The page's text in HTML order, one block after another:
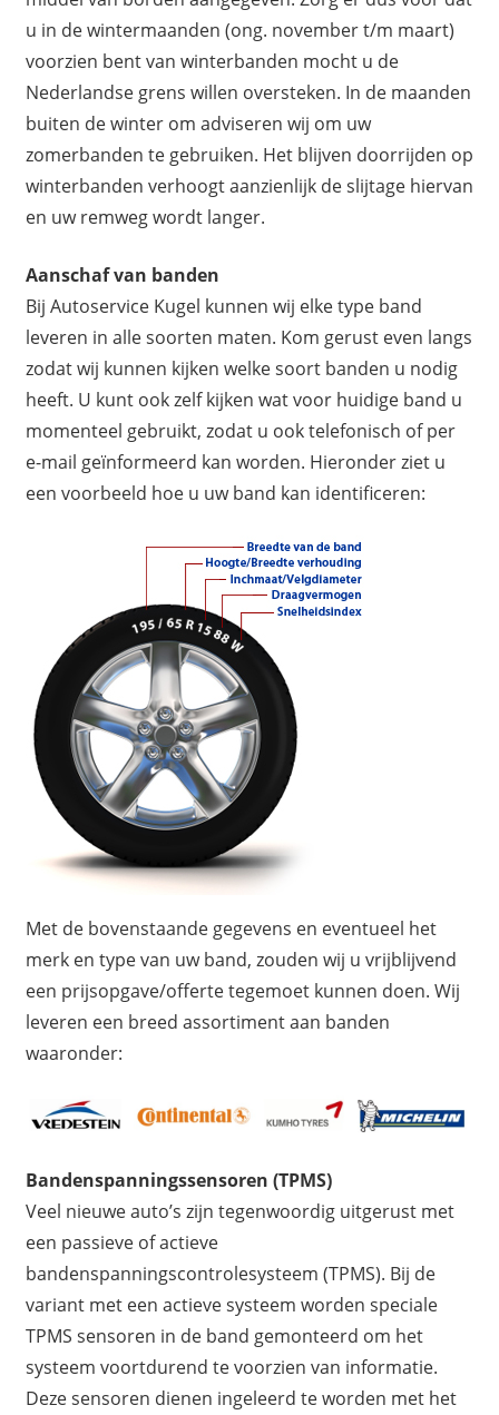
u in de wintermaanden (ong. november t/m maart)
voorzien bent van winterbanden mocht u de
Nederlandse grens willen oversteken. In de maanden
buiten de winter om adviseren wij om uw
zomerbanden te gebruiken. Het blijven doorrijden op
winterbanden verhoogt aanzienlijk de slijtage hiervan
en uw remweg wordt langer.
Aanschaf van banden
Bij Autoservice Kugel kunnen wij elke type band
leveren in alle soorten maten. Kom gerust even langs
zodat wij kunnen kijken welke soort banden u nodig
heeft. U kunt ook zelf kijken wat voor huidige band u
momenteel gebruikt, zodat u ook telefonisch of per
e-mail geïnformeerd kan worden. Hieronder ziet u
een voorbeeld hoe u uw band kan identificeren:
Met de bovenstaande gegevens en eventueel het
merk en type van uw band, zouden wij u vrijblijvend
een prijsopgave/offerte tegemoet kunnen doen. Wij
leveren een breed assortiment aan banden
waaronder:
Bandenspanningssensoren (TPMS)
Veel nieuwe auto’s zijn tegenwoordig uitgerust met
een passieve of actieve
bandenspanningscontrolesysteem (TPMS). Bij de
variant met een actieve systeem worden speciale
TPMS sensoren in de band gemonteerd om het
systeem voortdurend te voorzien van informatie.
Deze sensoren dienen ingeleerd te worden met het